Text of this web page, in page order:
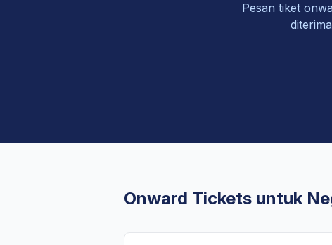
Pesan tiket
Onward Tickets untuk